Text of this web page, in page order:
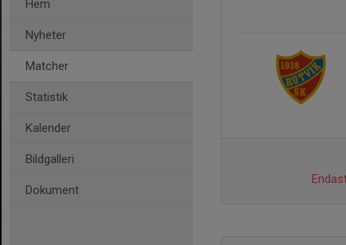
Hem
Nyheter
Matcher
Statistik
Kalender
Bildgalleri
Dokument